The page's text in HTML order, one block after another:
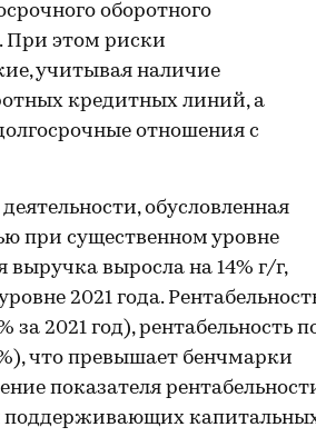
оборотного
При этом риски
учитывая наличие
кредитных линий, а
отношения с
обусловленная
при существенном уровне
выросла на 14% г/г,
2021 года.
2021 год), рентабельность
что превышает бенчмарки
показателя
поддерживающих